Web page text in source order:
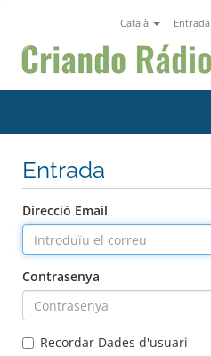
Català Entrada
Entrada
Direcció Email
Contrasenya
Recordar Dades d'usuari